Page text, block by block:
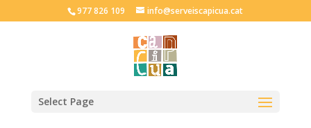
977 826 109 info@serveiscapicua.cat
Select Page